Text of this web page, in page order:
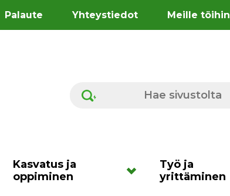
Palaute Yhteystiedot Meille töihin
Hae sivustolta
Kasvatus ja
oppiminen
Työ ja
yrittäminen